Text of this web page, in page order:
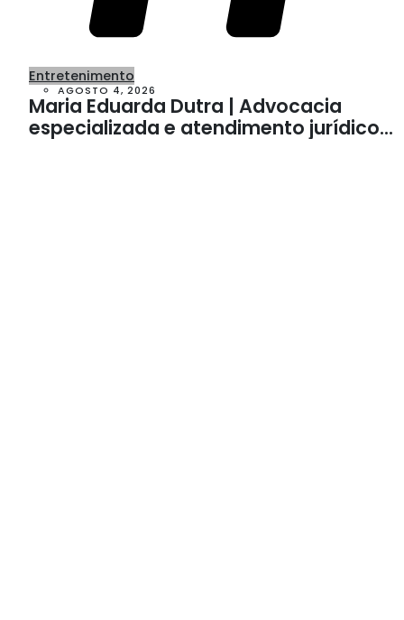
Entretenimento
AGOSTO 4, 2026
Maria Eduarda Dutra | Advocacia
especializada e atendimento jurídico